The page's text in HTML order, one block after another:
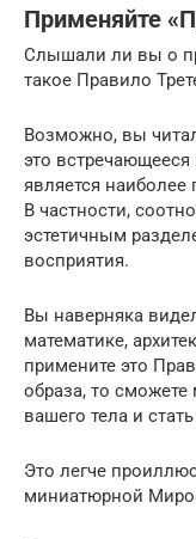
Применяйте
Слышали ли вы о
такое Правило
Возможно, вы
это
является наиболее
В частности,
эстетичным
восприятия.
Вы наверняка
математике,
примените это
образа, то
вашего тела и
Это легче
миниатюрной